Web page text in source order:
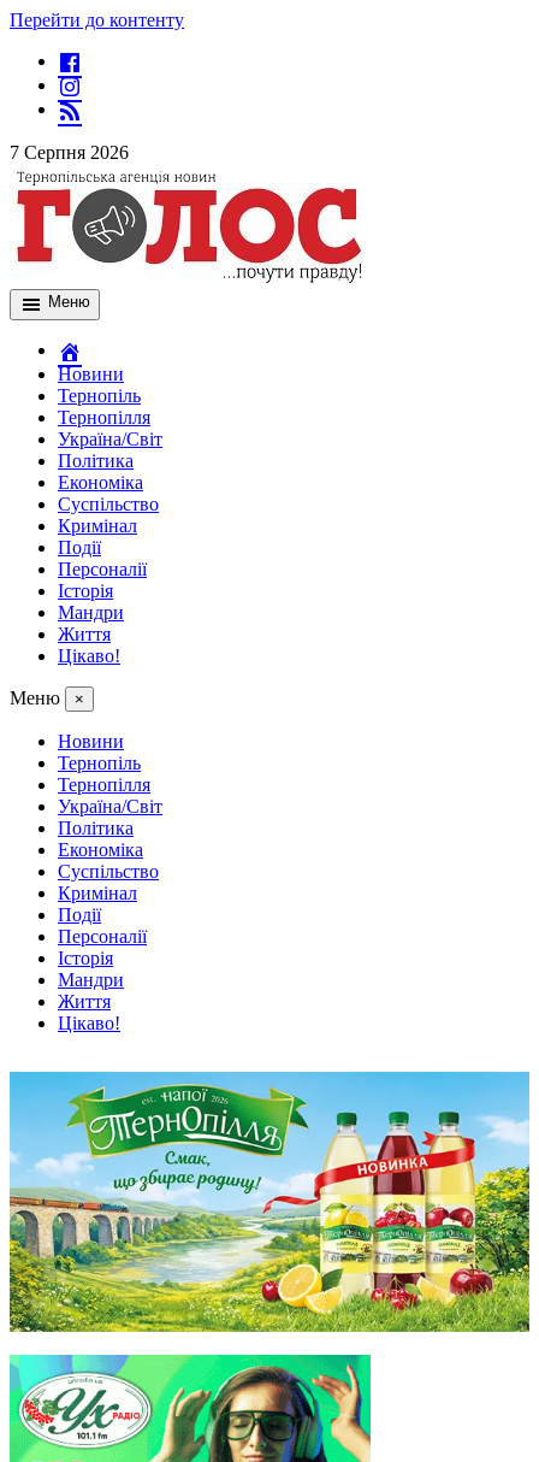
Перейти до контенту
7 Серпня 2026
Меню
Новини
Тернопіль
Тернопілля
Україна/Світ
Політика
Економіка
Суспільство
Кримінал
Події
Персоналії
Історія
Мандри
Життя
Цікаво!
Меню ×
Новини
Тернопіль
Тернопілля
Україна/Світ
Політика
Економіка
Суспільство
Кримінал
Події
Персоналії
Історія
Мандри
Життя
Цікаво!